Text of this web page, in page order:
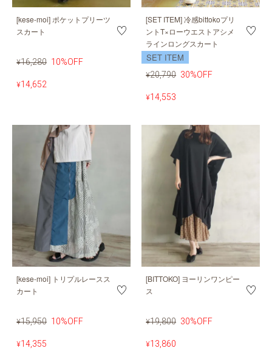
[kese-moi] ポケットプリーツ
スカート
¥16,280 10%OFF
¥14,652
[SET ITEM] 冷感bittokoプリ
ントT×ローウエストアシメ
ラインロングスカート
SET ITEM
¥20,790 30%OFF
¥14,553
[kese-moi] トリプルレースス
カート
¥15,950 10%OFF
¥14,355
[BITTOKO] ヨーリンワンピー
ス
¥19,800 30%OFF
¥13,860